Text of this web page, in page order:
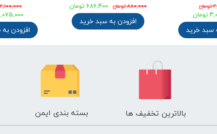
۴,۱۰۰,۰۰۰ تومان
۳,۰۷۵,۰۰۰
افزودن
۸۸۰,۰۰۰ تومان ۶۸۶,۴۰۰ تومان
افزودن به سبد خرید
سبد خرید
بالاترین تخفیف ها بسته بندی ایمن